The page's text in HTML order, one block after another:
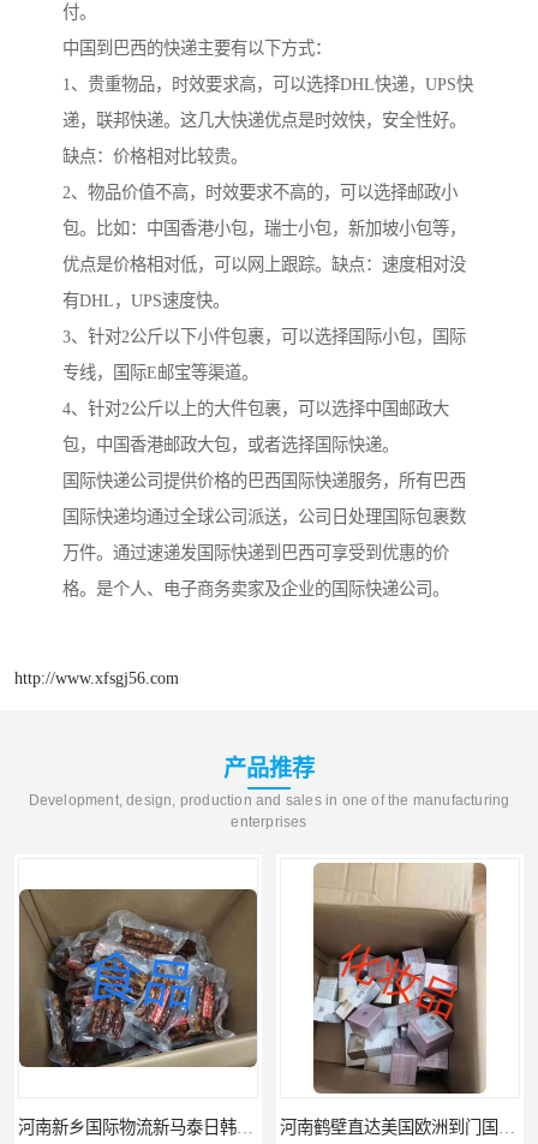
付。
中国到巴西的快递主要有以下方式：
1、贵重物品，时效要求高，可以选择DHL快递，UPS快
递，联邦快递。这几大快递优点是时效快，安全性好。
缺点：价格相对比较贵。
2、物品价值不高，时效要求不高的，可以选择邮政小
包。比如：中国香港小包，瑞士小包，新加坡小包等，
优点是价格相对低，可以网上跟踪。缺点：速度相对没
有DHL，UPS速度快。
3、针对2公斤以下小件包裹，可以选择国际小包，国际
专线，国际E邮宝等渠道。
4、针对2公斤以上的大件包裹，可以选择中国邮政大
包，中国香港邮政大包，或者选择国际快递。
国际快递公司提供价格的巴西国际快递服务，所有巴西
国际快递均通过全球公司派送，公司日处理国际包裹数
万件。通过速递发国际快递到巴西可享受到优惠的价
格。是个人、电子商务卖家及企业的国际快递公司。
http://www.xfsgj56.com
产品推荐
Development, design, production and sales in one of the manufacturing
enterprises
河南新乡国际物流新马泰日韩菲律宾老挝缅甸印尼柬埔寨双清包税 河南鹤壁直达美国欧洲到门国际快递药品口罩洗手液消毒水防护衣